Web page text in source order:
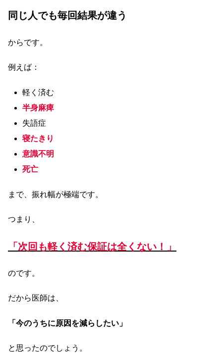
同じ人でも毎回結果が違う
からです。
例えば：
軽く済む
半身麻痺
失語症
寝たきり
意識不明
死亡
まで、振れ幅が極端です。
つまり、
「次回も軽く済む保証は全くない！」
のです。
だから医師は、
「今のうちに原因を減らしたい」
と思ったのでしょう。